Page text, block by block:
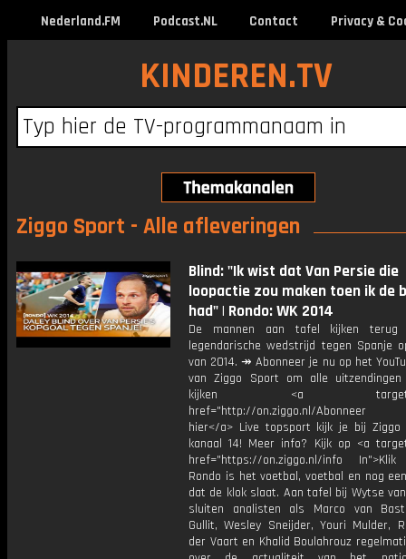
Nederland.FM Podcast.NL Contact Privacy &
KINDEREN.TV
Ziggo Sport - Alle afleveringen
Blind: "Ik wist dat Van Persie die
loopactie zou maken toen ik de
had" | Rondo: WK 2014
De mannen aan tafel kijken
legendarische wedstrijd tegen Spanje
van 2014. ↠ Abonneer je nu op het
van Ziggo Sport om alle
kijken <a
href="http://on.ziggo.nl/
hier</a> Live topsport kijk je bij
kanaal 14! Meer info? Kijk op <a
href="https://on.ziggo.nl/info
Rondo is het voetbal, voetbal en nog
dat de klok slaat. Aan tafel bij Wytse
sluiten analisten als Marco van
Gullit, Wesley Sneijder, Youri Mulder,
der Vaart en Khalid Boulahrouz